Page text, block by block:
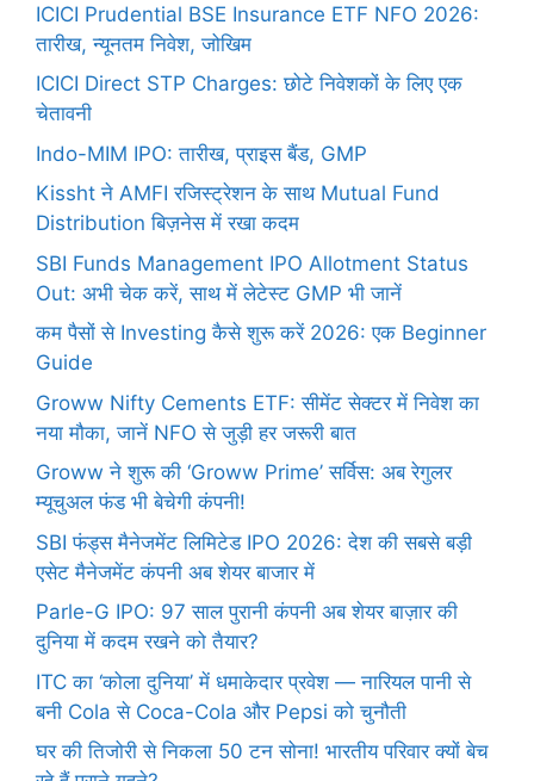
ICICI Prudential BSE Insurance ETF NFO 2026:
तारीख, न्यूनतम निवेश, जोखिम
ICICI Direct STP Charges: छोटे निवेशकों के लिए एक
चेतावनी
Indo-MIM IPO: तारीख, प्राइस बैंड, GMP
Kissht ने AMFI रजिस्ट्रेशन के साथ Mutual Fund
Distribution बिज़नेस में रखा कदम
SBI Funds Management IPO Allotment Status
Out: अभी चेक करें, साथ में लेटेस्ट GMP भी जानें
कम पैसों से Investing कैसे शुरू करें 2026: एक Beginner
Guide
Groww Nifty Cements ETF: सीमेंट सेक्टर में निवेश का
नया मौका, जानें NFO से जुड़ी हर जरूरी बात
Groww ने शुरू की ‘Groww Prime’ सर्विस: अब रेगुलर
म्यूचुअल फंड भी बेचेगी कंपनी!
SBI फंड्स मैनेजमेंट लिमिटेड IPO 2026: देश की सबसे बड़ी
एसेट मैनेजमेंट कंपनी अब शेयर बाजार में
Parle-G IPO: 97 साल पुरानी कंपनी अब शेयर बाज़ार की
दुनिया में कदम रखने को तैयार?
ITC का ‘कोला दुनिया’ में धमाकेदार प्रवेश — नारियल पानी से
बनी Cola से Coca-Cola और Pepsi को चुनौती
घर की तिजोरी से निकला 50 टन सोना! भारतीय परिवार क्यों बेच